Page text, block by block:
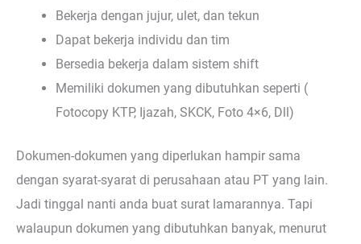
Bekerja dengan jujur, ulet, dan tekun
Dapat bekerja individu dan tim
Bersedia bekerja dalam sistem shift
Memiliki dokumen yang dibutuhkan seperti (
Fotocopy KTP, Ijazah, SKCK, Foto 4×6, Dll)
Dokumen-dokumen yang diperlukan hampir sama
dengan syarat-syarat di perusahaan atau PT yang lain.
Jadi tinggal nanti anda buat surat lamarannya. Tapi
walaupun dokumen yang dibutuhkan banyak, menurut